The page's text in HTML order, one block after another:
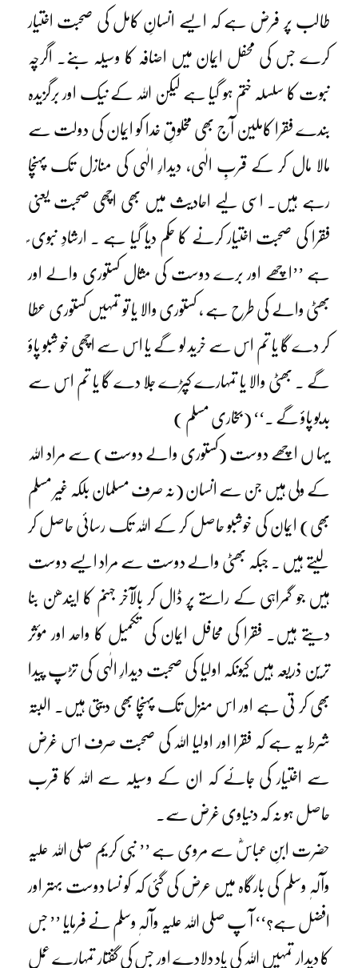
طالب پر فرض ہے کہ ایسے انسانِ کامل کی صحبت اختیار
کرے جس کی محفل ایمان میں اضافہ کا وسیلہ بنے۔ اگرچہ
نبوت کا سلسلہ ختم ہو گیا ہے لیکن اللہ کے نیک اور برگزیدہ
بندے فقرا کاملین آج بھی مخلوقِ خدا کو ایمان کی دولت سے
مالا مال کر کے قربِ الٰہی، دیدارِ الٰہی کی منازل تک پہنچا
رہے ہیں۔ اسی لیے احادیث میں بھی اچھی صحبت یعنی
فقرا کی صحبت اختیار کرنے کا حکم دیا گیا ہے ۔ ارشادِ نبوی ؐ
ہے ’’اچھے اور برے دوست کی مثال کستوری والے اور
بھٹی والے کی طرح ہے ، کستوری والا یا تو تمہیں کستوری عطا
کر دے گا یا تم اس سے خرید لو گے یا اس سے اچھی خو شبو پاؤ
گے ۔ بھٹی والا یا تمہارے کپڑے جلا دے گا یا تم اس سے
بدبو پاؤ گے ۔‘‘ (بخاری مسلم )
یہا ں اچھے دوست (کستوری والے دوست) سے مراد اللہ
کے ولی ہیں جن سے انسان (نہ صرف مسلمان بلکہ غیر مسلم
بھی) ایمان کی خوشبو حاصل کر کے اللہ تک رسائی حاصل کر
لیتے ہیں ۔ جبکہ بھٹی والے دوست سے مراد ایسے دوست
ہیں جو گمراہی کے راستے پر ڈال کر بالآخر جہنم کا ایندھن بنا
دیتے ہیں۔ فقرا کی محافل ایمان کی تکمیل کا واحد اور مؤثر
ترین ذریعہ ہیں کیونکہ اولیا کی صحبت دیدارِ الٰہی کی تڑپ پیدا
بھی کر تی ہے اور اس منزل تک پہنچا بھی دیتی ہیں۔ البتہ
شرط یہ ہے کہ فقرا اور اولیا اللہ کی صحبت صرف اس غرض
سے اختیار کی جائے کہ ان کے وسیلہ سے اللہ کا قرب
حاصل ہو نہ کہ دنیاوی غرض سے۔
حضرت ابنِ عباسؓ سے مروی ہے ’’ نبی کریم صلی اللہ علیہ
وآلہٖ وسلم کی بارگاہ میں عرض کی گئی کہ کو نسا دوست بہتر اور
افضل ہے؟‘‘ آ پ صلی اللہ علیہ وآلہٖ وسلم نے فرمایا ’’ جس
کا دیدار تمہیں اللہ کی یاد دلادے اور جس کی گفتار تمہارے عمل